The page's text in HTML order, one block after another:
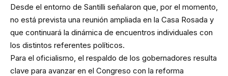
Desde el entorno de Santilli señalaron que, por el momento,
no está prevista una reunión ampliada en la Casa Rosada y
que continuará la dinámica de encuentros individuales con
los distintos referentes políticos.
Para el oficialismo, el respaldo de los gobernadores resulta
clave para avanzar en el Congreso con la reforma